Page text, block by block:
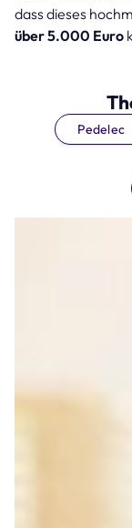
dass dieses
über 5.000 Euro
Pedelec